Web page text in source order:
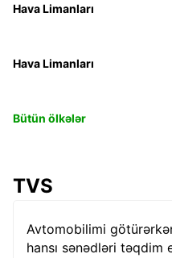
Hava Limanları
Hava Limanları
Bütün ölkələr
TVS
Avtomobilimi
hansı sənədləri təqdim